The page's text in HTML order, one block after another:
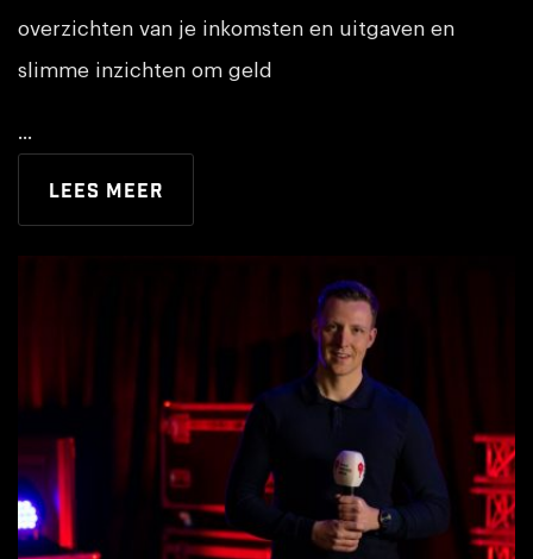
overzichten van je inkomsten en uitgaven en
slimme inzichten om geld
...
Lees meer